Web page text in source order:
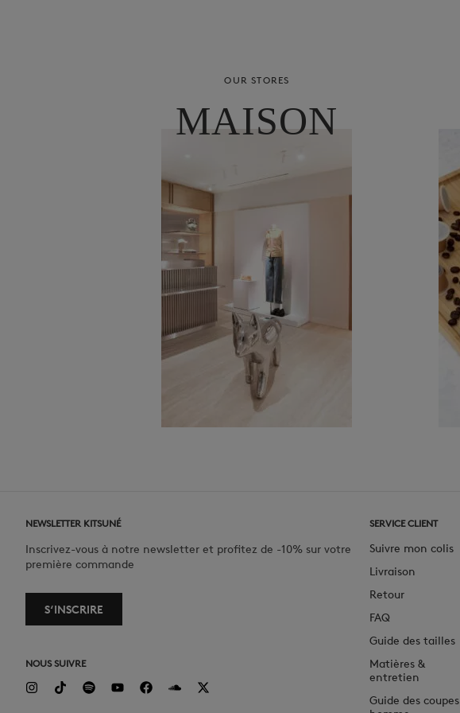
OUR STORES
MAISON
NEWSLETTER KITSUNÉ
Inscrivez-vous à notre newsletter et profitez de -10% sur votre
première commande
S‘INSCRIRE
NOUS SUIVRE
SERVICE CLIENT
Suivre mon colis
Livraison
Retour
FAQ
Guide des tailles
Matières &
entretien
Guide des coupes